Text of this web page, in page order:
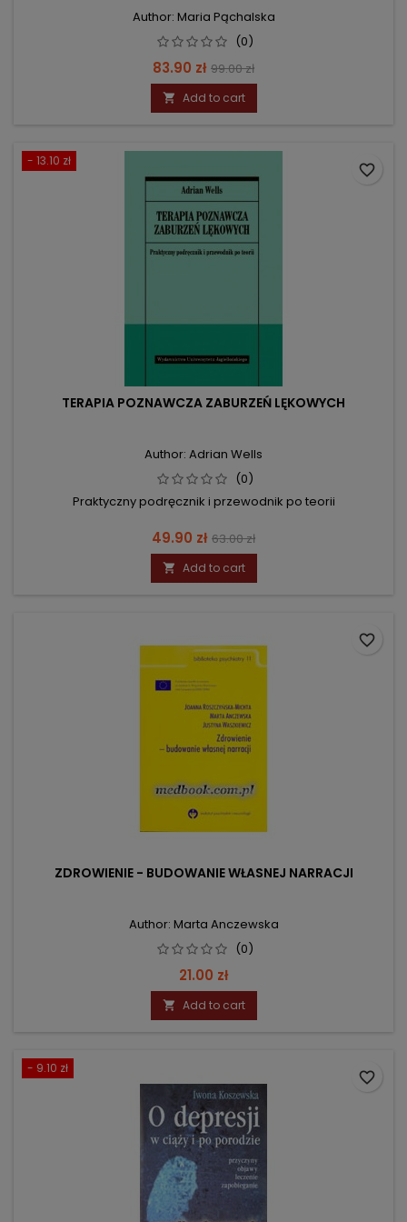
Author: Maria Pąchalska
(0)
Price
83.90 zł Regular
price
99.00 zł
 Add to cart
- 13.10 zł
TERAPIA POZNAWCZA ZABURZEŃ LĘKOWYCH
Author: Adrian Wells
(0)
Praktyczny podręcznik i przewodnik po teorii
Price
49.90 zł Regular
price
63.00 zł
 Add to cart
favorite_border
ZDROWIENIE - BUDOWANIE WŁASNEJ NARRACJI
Author: Marta Anczewska
(0)
Price
21.00 zł
 Add to cart
favorite_border
- 9.10 zł
favorite_border